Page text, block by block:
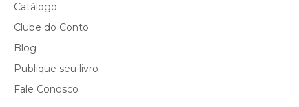
Catálogo
Clube do Conto
Blog
Publique seu livro
Fale Conosco